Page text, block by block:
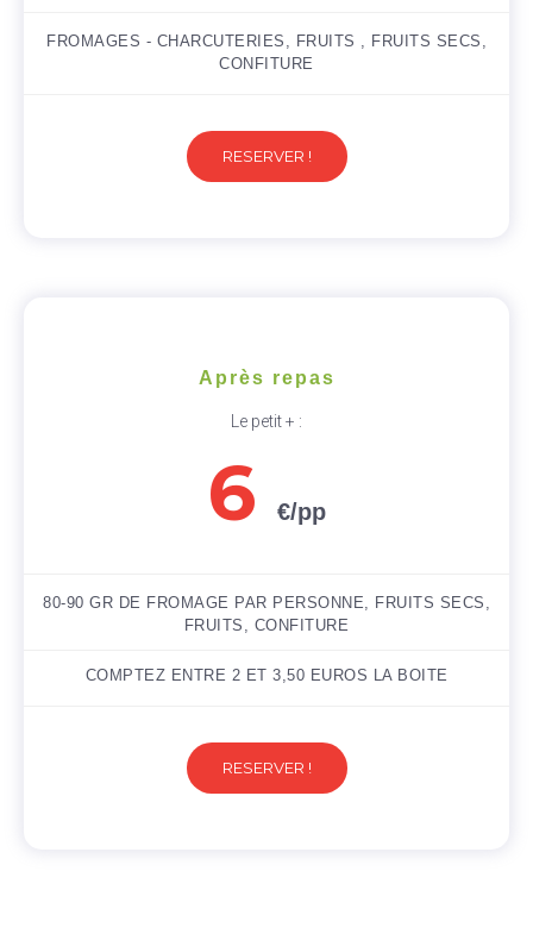
FROMAGES - CHARCUTERIES, FRUITS , FRUITS SECS,
CONFITURE
RESERVER !
Après repas
Le petit + :
6 €/pp
80-90 GR DE FROMAGE PAR PERSONNE, FRUITS SECS,
FRUITS, CONFITURE
COMPTEZ ENTRE 2 ET 3,50 EUROS LA BOITE
RESERVER !